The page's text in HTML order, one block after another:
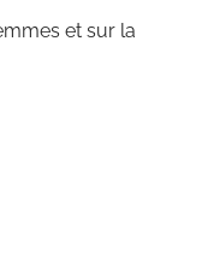
et sur la